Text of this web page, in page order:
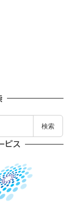
検索
ビス